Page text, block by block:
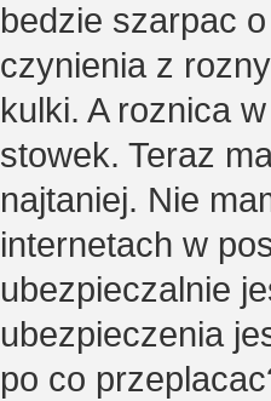
bedzie szarpac
czynienia z
kulki. A roznica
stowek. Teraz
najtaniej. Nie
internetach w
ubezpieczalnie
ubezpieczenia
po co